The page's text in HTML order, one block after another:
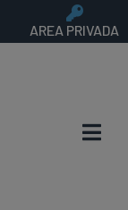
AREA PRIVADA